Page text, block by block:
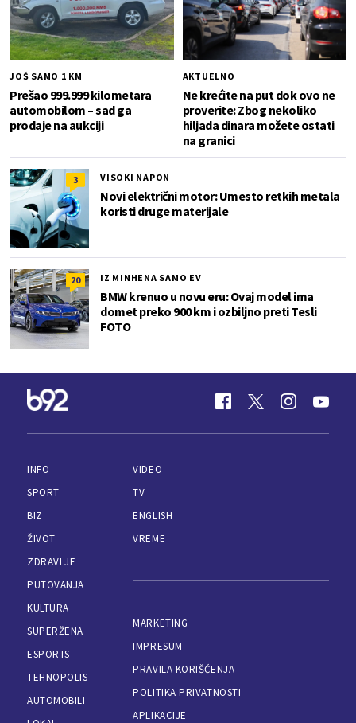
JOŠ SAMO 1 KM
Prešao 999.999 kilometara
automobilom – sad ga
prodaje na aukciji
AKTUELNO
Ne krećite na put dok ovo ne
proverite: Zbog nekoliko
hiljada dinara možete ostati
na granici
3 VISOKI NAPON
Novi električni motor: Umesto retkih metala
koristi druge materijale
20 IZ MINHENA SAMO EV
BMW krenuo u novu eru: Ovaj model ima
domet preko 900 km i ozbiljno preti Tesli
FOTO
INFO
SPORT
BIZ
ŽIVOT
ZDRAVLJE
PUTOVANJA
KULTURA
SUPERŽENA
ESPORTS
TEHNOPOLIS
AUTOMOBILI
VIDEO
TV
ENGLISH
VREME
MARKETING
IMPRESUM
PRAVILA KORIŠĆENJA
POLITIKA PRIVATNOSTI
APLIKACIJE